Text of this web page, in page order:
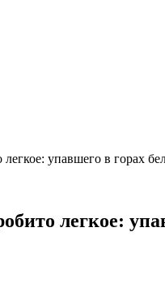
упавшего в горах
легкое: